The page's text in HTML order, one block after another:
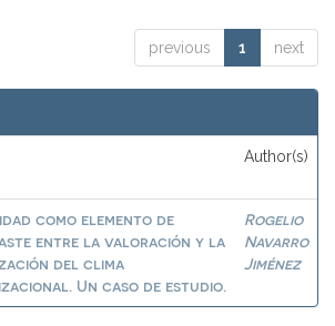
previous 1 next
Author(s)
como elemento de
entre la valoración y la
del clima
Un caso de estudio.
Rogelio
Navarro
Jiménez